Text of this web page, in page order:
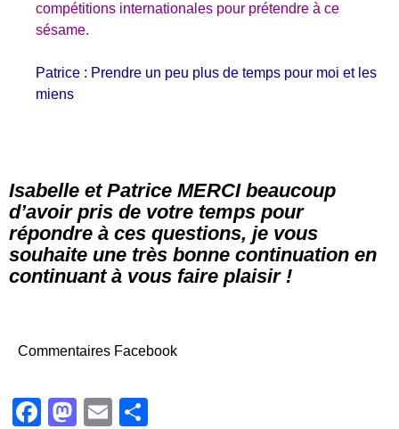
compétitions internationales pour prétendre à ce
sésame.
Patrice : Prendre un peu plus de temps pour moi et les
miens
Isabelle et Patrice MERCI beaucoup
d’avoir pris de votre temps pour
répondre à ces questions, je vous
souhaite une très bonne continuation en
continuant à vous faire plaisir !
Commentaires Facebook
F
M
E